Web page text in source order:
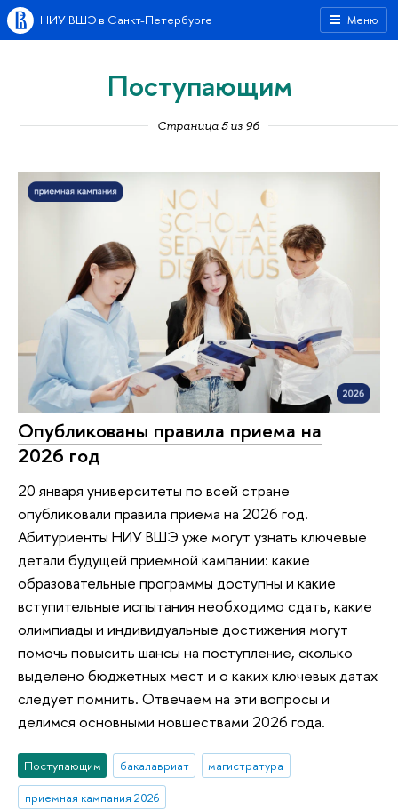
Меню
НИУ ВШЭ в Санкт-Петербурге
Поступающим
Страница 5 из 96
Опубликованы правила приема на
2026 год
20 января университеты по всей стране
опубликовали правила приема на 2026 год.
Абитуриенты НИУ ВШЭ уже могут узнать ключевые
детали будущей приемной кампании: какие
образовательные программы доступны и какие
вступительные испытания необходимо сдать, какие
олимпиады и индивидуальные достижения могут
помочь повысить шансы на поступление, сколько
выделено бюджетных мест и о каких ключевых датах
следует помнить. Отвечаем на эти вопросы и
делимся основными новшествами 2026 года.
Поступающим бакалавриат
магистратура
приемная кампания 2026